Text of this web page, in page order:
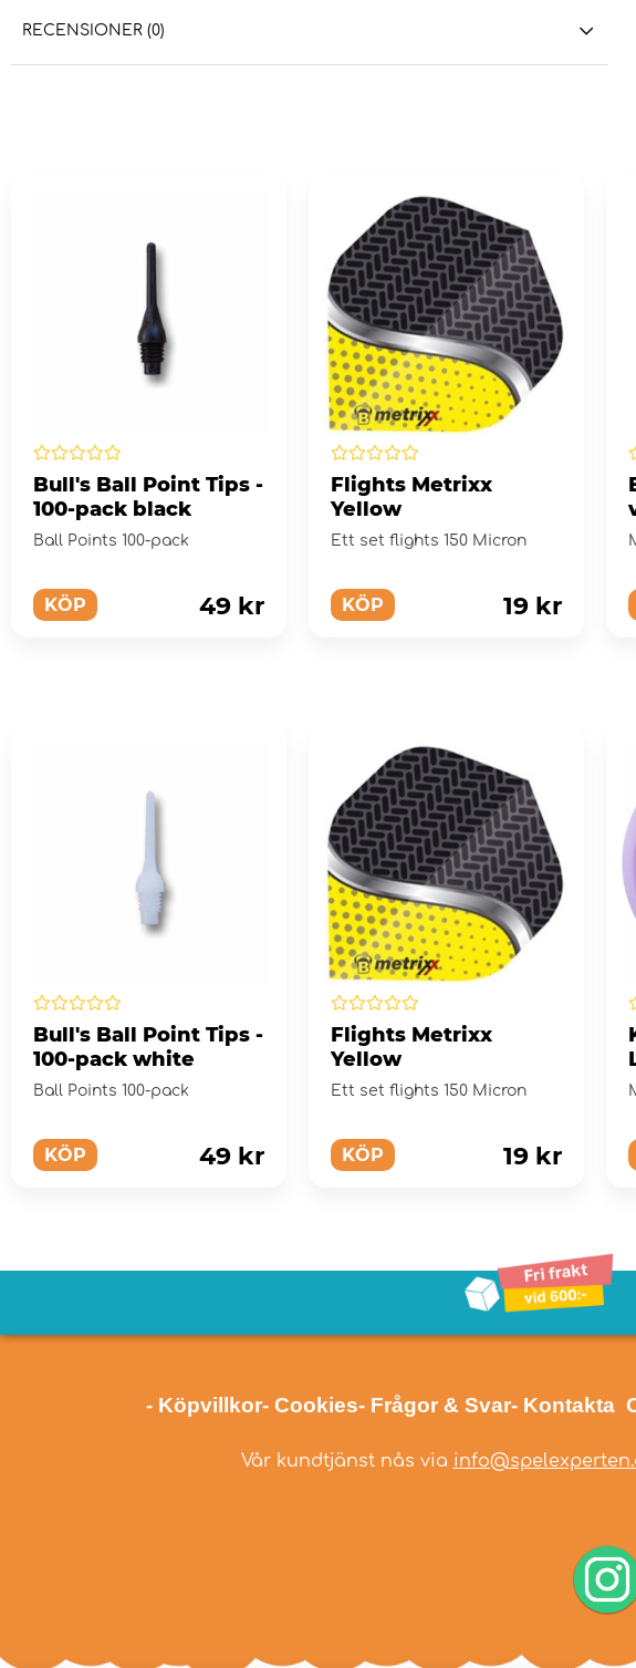
RECENSIONER (0)
Bull's Ball Point Tips -
100-pack black
Ball Points 100-pack
KÖP 49 kr
Flights Metrixx
Yellow
Ett set flights 150 Micron
KÖP 19 kr
Bull's Ball Point Tips -
100-pack white
Ball Points 100-pack
KÖP 49 kr
Flights Metrixx
Yellow
Ett set flights 150 Micron
KÖP 19 kr
- Köpvillkor- Cookies- Frågor & Svar- Kontakta
Vår kundtjänst nås via